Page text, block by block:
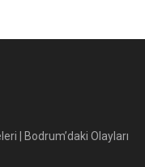
| Bodrum’daki Olayları